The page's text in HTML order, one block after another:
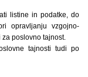
listine in podatke, do
opravljanju vzgojno-
poslovno tajnost.
tajnosti tudi po